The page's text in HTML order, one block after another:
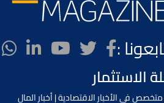
:
الاستثمار
في الأخبار الاقتصادية | أخبار المال